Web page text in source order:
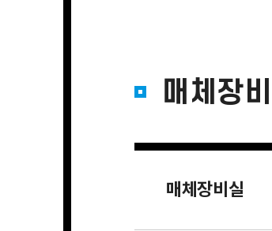
매체장
매체장비실